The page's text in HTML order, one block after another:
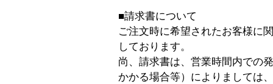
■請求書について
ご注文時に希望されたお客様に
しております。
尚、請求書は、営業時間内での
かかる場合等）によりましては